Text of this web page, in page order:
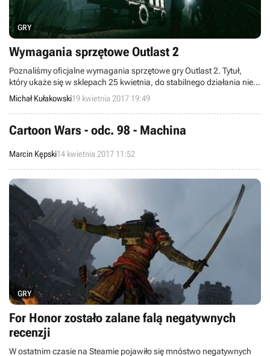
GRY
Wymagania sprzętowe Outlast 2
Poznaliśmy oficjalne wymagania sprzętowe gry Outlast 2. Tytuł,
który ukaże się w sklepach 25 kwietnia, do stabilnego działania nie
będzie potrzebować wyjątkowo mocnego sprzętu i uruchomi się bez
problemu nawet na starszych komputerach.
Michał Kułakowski19 kwietnia 2017 19:49
Cartoon Wars - odc. 98 - Machina
Marcin Kępski14 kwietnia 2017 11:52
GRY
For Honor zostało zalane falą negatywnych
recenzji
W ostatnim czasie na Steamie pojawiło się mnóstwo negatywnych